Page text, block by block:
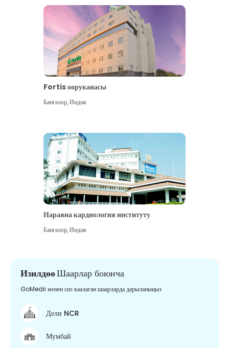
Fortis ооруканасы
Бангалор,Индия
Нараяна кардиология институту
Бангалор,Индия
ИзилдөөШаарлар боюнча
GoMedii менен сиз каалаган шаарларда дарыланыңыз
Дели NCR
Мумбай